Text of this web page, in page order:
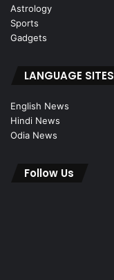
Astrology
Sports
Gadgets
LANGUAGE SITES
English News
Hindi News
Odia News
Follow Us